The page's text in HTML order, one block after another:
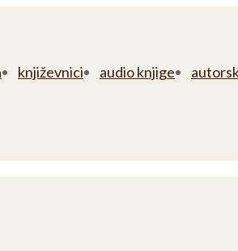
književnici audio knjige